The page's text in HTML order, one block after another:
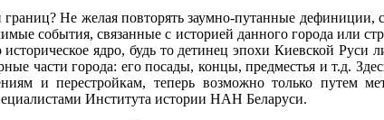
Не желая повторять заумно-путанные дефиниции,
события, связанные с историей данного города или
ядро, будь то детинец эпохи Киевской Руси
части города: его посады, концы, предместья и т.д.
и перестройкам, теперь возможно только путем
Института истории НАН Беларуси.